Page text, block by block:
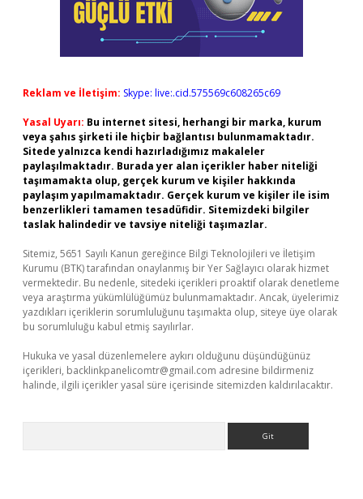
Reklam ve İletişim: Skype: live:.cid.575569c608265c69
Yasal Uyarı: Bu internet sitesi, herhangi bir marka, kurum
veya şahıs şirketi ile hiçbir bağlantısı bulunmamaktadır.
Sitede yalnızca kendi hazırladığımız makaleler
paylaşılmaktadır. Burada yer alan içerikler haber niteliği
taşımamakta olup, gerçek kurum ve kişiler hakkında
paylaşım yapılmamaktadır. Gerçek kurum ve kişiler ile isim
benzerlikleri tamamen tesadüfidir. Sitemizdeki bilgiler
taslak halindedir ve tavsiye niteliği taşımazlar.
Sitemiz, 5651 Sayılı Kanun gereğince Bilgi Teknolojileri ve İletişim
Kurumu (BTK) tarafından onaylanmış bir Yer Sağlayıcı olarak hizmet
vermektedir. Bu nedenle, sitedeki içerikleri proaktif olarak denetleme
veya araştırma yükümlülüğümüz bulunmamaktadır. Ancak, üyelerimiz
yazdıkları içeriklerin sorumluluğunu taşımakta olup, siteye üye olarak
bu sorumluluğu kabul etmiş sayılırlar.
Hukuka ve yasal düzenlemelere aykırı olduğunu düşündüğünüz
içerikleri, backlinkpanelicomtr@gmail.com adresine bildirmeniz
halinde, ilgili içerikler yasal süre içerisinde sitemizden kaldırılacaktır.